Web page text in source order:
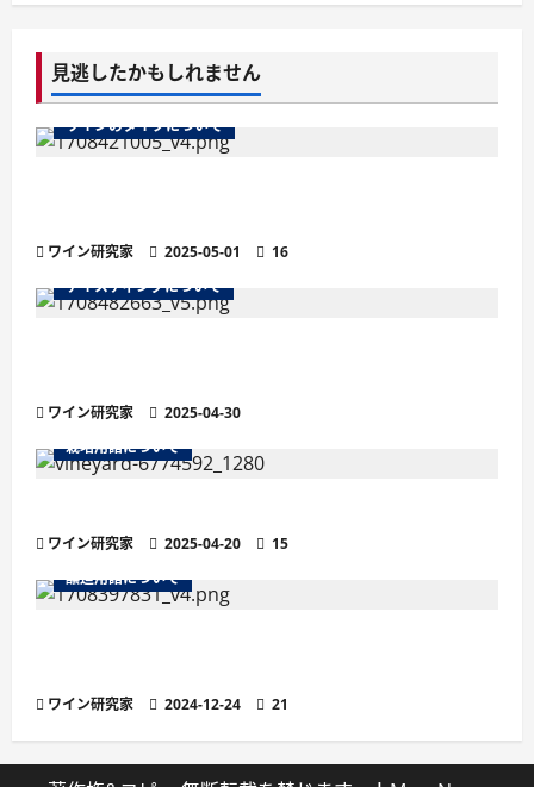
見逃したかもしれません
ワインのタイプについて
ワイン研究家 2025-05-01
16
テイスティングについて
ワイン研究家
2025-04-30
栽培用語について
ワイン研究家 2025-04-20
15
醸造用語について
ワイン研究家 2024-12-24 21